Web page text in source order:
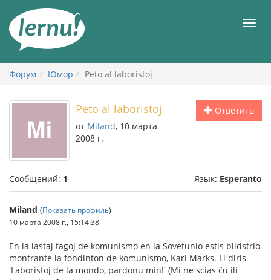
содержанию
Форум Юмор Peto al laboristoj
Ответить
Peto al laboristoj
от Miland, 10 марта
2008 г.
Сообщений: 1 Язык: Esperanto
Miland (Показать профиль)
10 марта 2008 г., 15:14:38
En la lastaj tagoj de komunismo en la Sovetunio estis bildstrio
montrante la fondinton de komunismo, Karl Marks. Li diris
'Laboristoj de la mondo, pardonu min!' (Mi ne scias ĉu ili